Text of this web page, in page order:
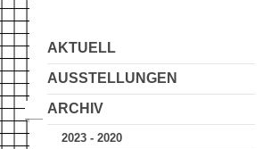
AKTUELL
AUSSTELLUNGEN
ARCHIV
2023 - 2020